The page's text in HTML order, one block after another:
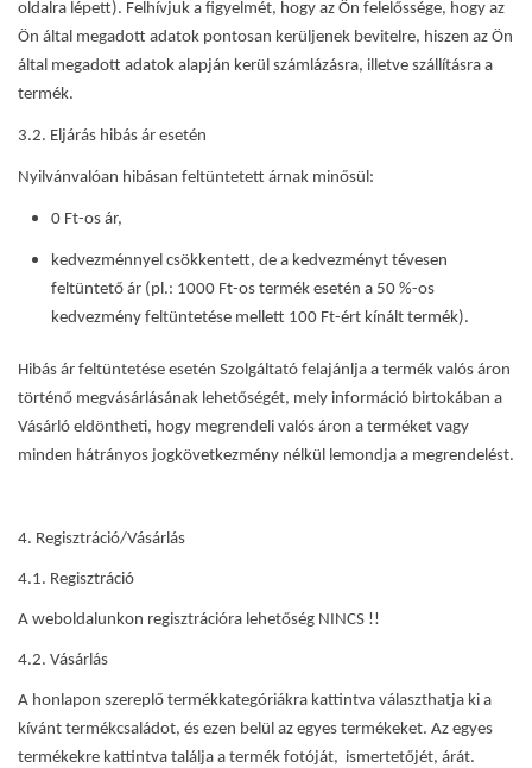
oldalra lépett). Felhívjuk a figyelmét, hogy az Ön felelőssége, hogy az
Ön által megadott adatok pontosan kerüljenek bevitelre, hiszen az Ön
által megadott adatok alapján kerül számlázásra, illetve szállításra a
termék.
3.2. Eljárás hibás ár esetén
Nyilvánvalóan hibásan feltüntetett árnak minősül:
0 Ft-os ár,
kedvezménnyel csökkentett, de a kedvezményt tévesen
feltüntető ár (pl.: 1000 Ft-os termék esetén a 50 %-os
kedvezmény feltüntetése mellett 100 Ft-ért kínált termék).
Hibás ár feltüntetése esetén Szolgáltató felajánlja a termék valós áron
történő megvásárlásának lehetőségét, mely információ birtokában a
Vásárló eldöntheti, hogy megrendeli valós áron a terméket vagy
minden hátrányos jogkövetkezmény nélkül lemondja a megrendelést.
4. Regisztráció/Vásárlás
4.1. Regisztráció
A weboldalunkon regisztrációra lehetőség NINCS !!
4.2. Vásárlás
A honlapon szereplő termékkategóriákra kattintva választhatja ki a
kívánt termékcsaládot, és ezen belül az egyes termékeket. Az egyes
termékekre kattintva találja a termék fotóját, ismertetőjét, árát.